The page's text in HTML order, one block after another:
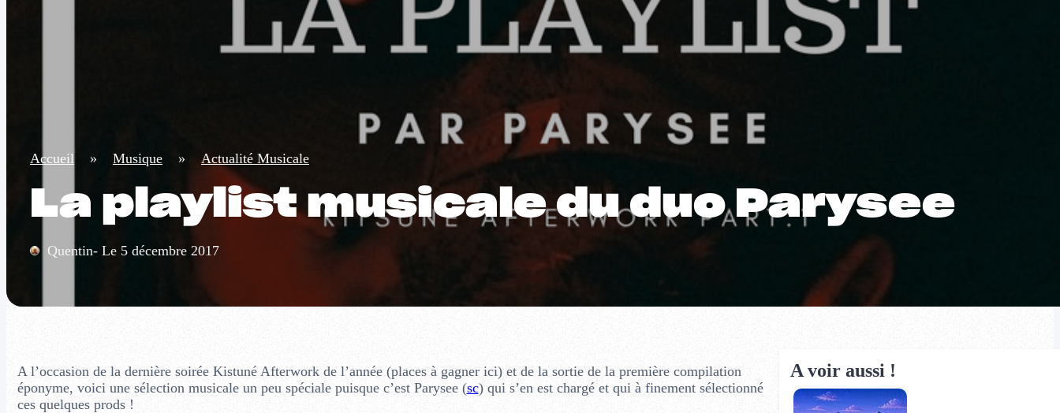
Accueil » Musique » Actualité Musicale
La playlist musicale du duo Parysee
Quentin- Le 5 décembre 2017
A l’occasion de la dernière soirée Kistuné Afterwork de l’année (places à gagner ici) et de la sortie de la première compilation
éponyme, voici une sélection musicale un peu spéciale puisque c’est Parysee (sc) qui s’en est chargé et qui à finement sélectionné
ces quelques prods !
A voir aussi !